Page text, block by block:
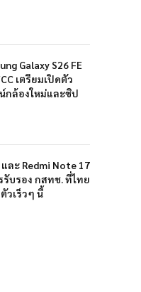
Galaxy S26 FE
เตรียมเปิดตัว
กล้องใหม่และชิป
และ Redmi Note 17
รับรอง กสทช. ที่ไทย
วเร็วๆ นี้